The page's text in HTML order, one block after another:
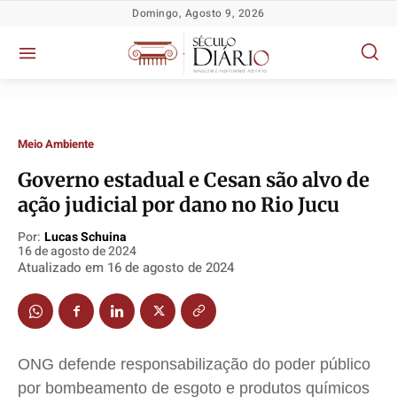
Política
Socioeconômicas
TV Século
Educação
Política
Socioeconômicas
TV Século
Educação
Política
Socioeconômicas
TV Século
Educação
Política
Socioeconômicas
TV Século
Educação
Domingo, Agosto 9, 2026
Meio Ambiente
Governo estadual e Cesan são alvo de
ação judicial por dano no Rio Jucu
Por: Lucas Schuina
16 de agosto de 2024
Atualizado em 16 de agosto de 2024
ONG defende responsabilização do poder público
por bombeamento de esgoto e produtos químicos